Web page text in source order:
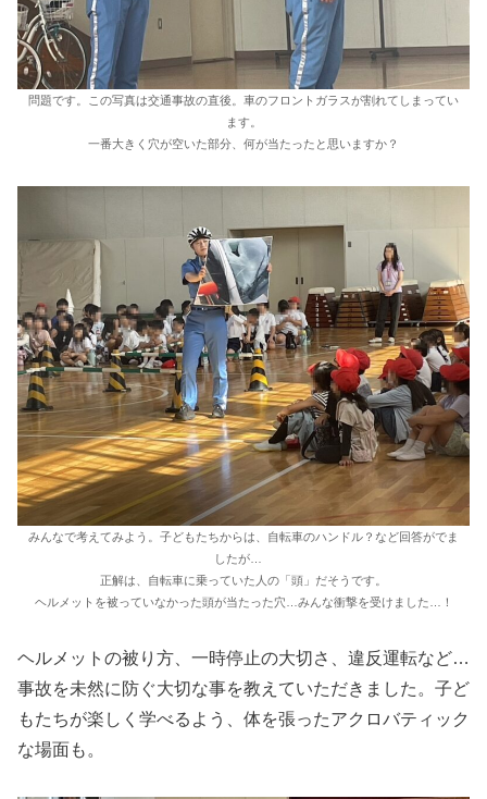
問題です。この写真は交通事故の直後。車のフロントガラスが割れてしまってい
ます。
一番大きく穴が空いた部分、何が当たったと思いますか？
みんなで考えてみよう。子どもたちからは、自転車のハンドル？など回答がでま
したが…
正解は、自転車に乗っていた人の「頭」だそうです。
ヘルメットを被っていなかった頭が当たった穴…みんな衝撃を受けました…！
ヘルメットの被り方、一時停止の大切さ、違反運転など…
事故を未然に防ぐ大切な事を教えていただきました。子ど
もたちが楽しく学べるよう、体を張ったアクロバティック
な場面も。